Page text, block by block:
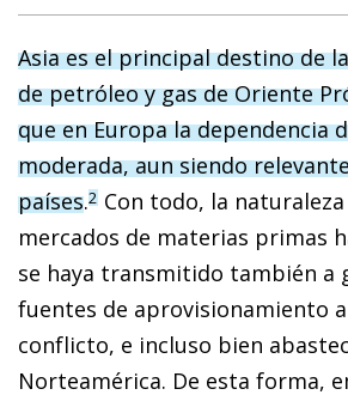
Asia es el principal destino de
de petróleo y gas de Oriente
que en Europa la dependencia
moderada, aun siendo
países.2 Con todo, la
mercados de materias primas
se haya transmitido también a
fuentes de aprovisionamiento
conflicto, e incluso bien
Norteamérica. De esta forma,